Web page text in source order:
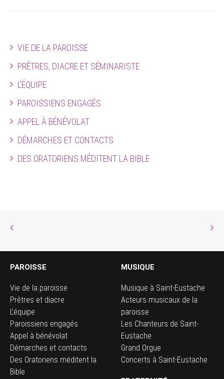
VIE DE LA PAROISSE
PRÊTRES, DIACRE ET SÉMINARISTE
L’ÉQUIPE
PAROISSIENS ENGAGÉS
APPEL À BÉNÉVOLAT
DÉMARCHES ET CONTACTS
DES ORATORIENS MÉDITENT LA BIBLE
PAROISSE
Vie de la paroisse
Prêtres et diacre
L’équipe
Paroissiens engagés
Appel à bénévolat
Démarches et contacts
Des Oratoriens méditent la
Bible
MUSIQUE
Musique à Saint-Eustache
Acteurs musicaux de la
paroisse
Les Chanteurs de Saint-
Eustache
Grand Orgue
Concerts à Saint-Eustache